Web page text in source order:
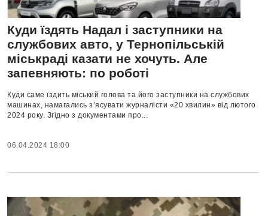
Куди їздять Надал і заступники на
службових авто, у Тернопільській
міськраді казати не хочуть. Але
запевняють: по роботі
Куди саме їздить міський голова та його заступники на службових
машинах, намагались з’ясувати журналісти «20 хвилин» від лютого
2024 року. Згідно з документами про...
06.04.2024 18:00